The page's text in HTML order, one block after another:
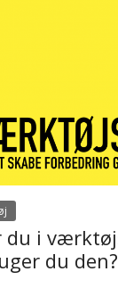
du i
du den?